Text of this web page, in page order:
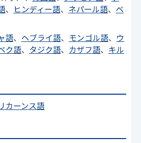
、 ヒンディー語、 ネパール語、 ベ
語、 ヘブライ語、 モンゴル語、 ウ
ク語、 タジク語、 カザフ語、 キル
カーンス語